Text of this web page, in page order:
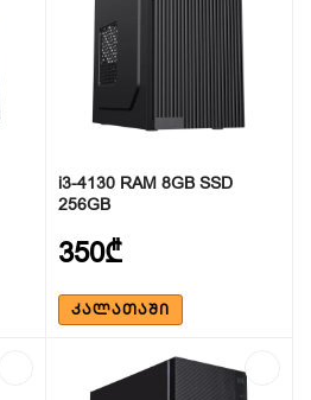
i3-4130 RAM 8GB SSD
256GB
350₾
ᲙᲐᲚᲐᲗᲐᲨᲘ